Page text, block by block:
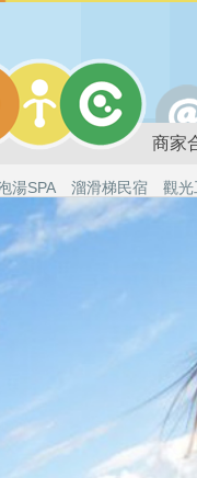
商家
湯SPA 溜滑梯民宿 觀光